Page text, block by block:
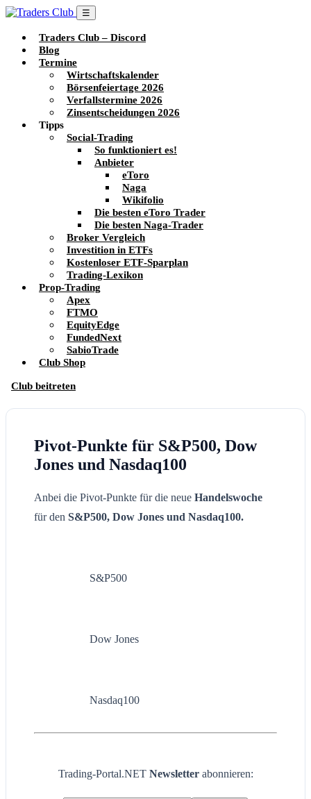
☰
Traders Club – Discord
Blog
Termine
Wirtschaftskalender
Börsenfeiertage 2026
Verfallstermine 2026
Zinsentscheidungen 2026
Tipps
Social-Trading
So funktioniert es!
Anbieter
eToro
Naga
Wikifolio
Die besten eToro Trader
Die besten Naga-Trader
Broker Vergleich
Investition in ETFs
Kostenloser ETF-Sparplan
Trading-Lexikon
Prop-Trading
Apex
FTMO
EquityEdge
FundedNext
SabioTrade
Club Shop
Club beitreten
Pivot-Punkte für S&P500, Dow
Jones und Nasdaq100
Anbei die Pivot-Punkte für die neue Handelswoche
für den S&P500, Dow Jones und Nasdaq100.
S&P500
Dow Jones
Nasdaq100
Trading-Portal.NET Newsletter abonnieren: